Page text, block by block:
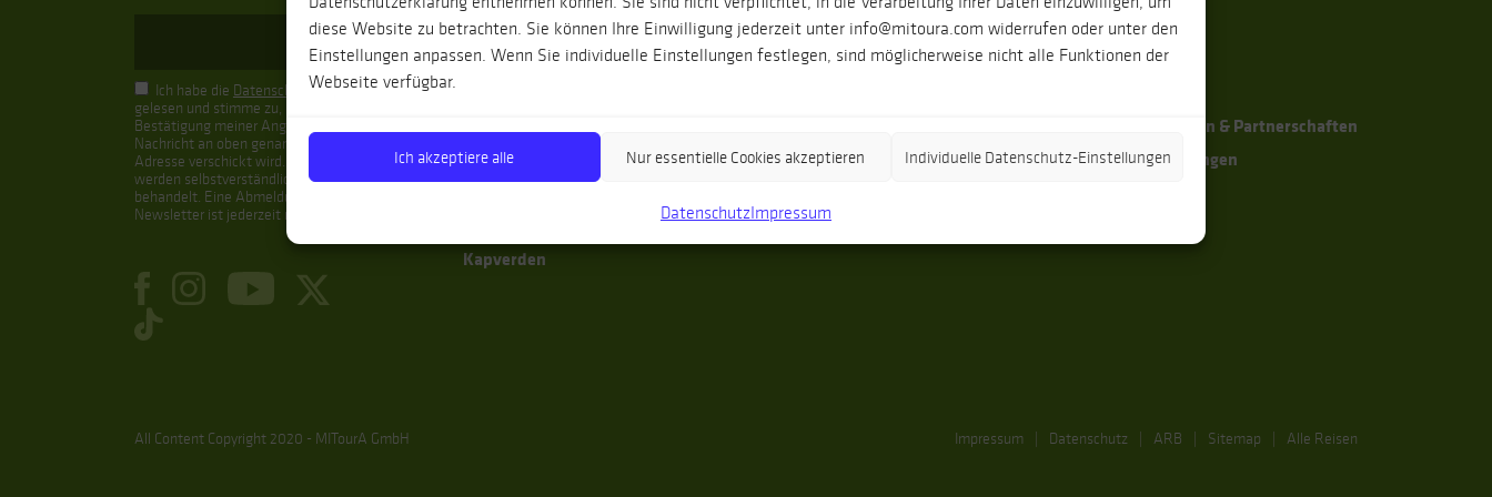
diese Website zu betrachten. Sie können Ihre Einwilligung jederzeit unter info@mitoura.com widerrufen oder unter den
Einstellungen anpassen. Wenn Sie individuelle Einstellungen festlegen, sind möglicherweise nicht alle Funktionen der
Webseite verfügbar.
Ich akzeptiere alle Nur essentielle Cookies akzeptieren Individuelle Datenschutz-Einstellungen
DatenschutzImpressum
Ich habe die Datenschutzhinweise
gelesen und stimme zu, dass zur
Bestätigung meiner Angaben eine
Nachricht an oben genannte E-Mail-
Adresse verschickt wird. Ihre Daten
werden selbstverständlich vertraulich
behandelt. Eine Abmeldung vom
Newsletter ist jederzeit möglich.
Spanien
Kanaren
Nordspanien
Kapverden
Gruppenreisen
Individualreisen
Winter
Herbst
Reisezeit
Anreise
Wanderausrüstung
Das Team
Die Reiseleiter
Zertifizierungen & Partnerschaften
Kundenmeinungen
All Content Copyright 2020 - MITourA GmbH Impressum Datenschutz ARB Sitemap Alle Reisen